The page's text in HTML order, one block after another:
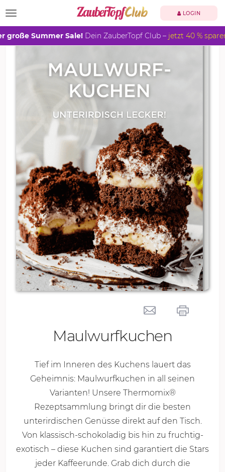
TOGGLE NAVIGATION LOGIN
große Summer Sale! Dein ZauberTopf Club – jetzt 40 %
Maulwurfkuchen
Tief im Inneren des Kuchens lauert das
Geheimnis: Maulwurfkuchen in all seinen
Varianten! Unsere Thermomix®
Rezeptsammlung bringt dir die besten
unterirdischen Genüsse direkt auf den Tisch.
Von klassisch-schokoladig bis hin zu fruchtig-
exotisch – diese Kuchen sind garantiert die Stars
jeder Kaffeerunde. Grab dich durch die